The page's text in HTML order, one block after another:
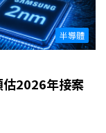
半導體
估2026年接案